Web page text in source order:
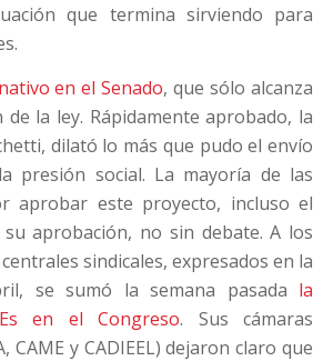
que termina sirviendo para
en el Senado, que sólo alcanza
la ley. Rápidamente aprobado, la
dilató lo más que pudo el envío
presión social. La mayoría de las
aprobar este proyecto, incluso el
aprobación, no sin debate. A los
sindicales, expresados en la
se sumó la semana pasada la
en el Congreso. Sus cámaras
CAME y CADIEEL) dejaron claro que